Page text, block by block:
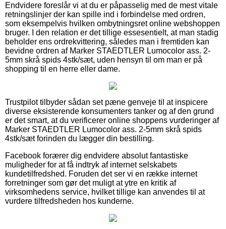
Endvidere foreslår vi at du er påpasselig med de mest vitale
retningslinjer der kan spille ind i forbindelse med ordren,
som eksempelvis hvilken ombytningsret online webshoppen
bruger. I den relation er det tillige essesentielt, at man stadig
beholder ens ordrekvittering, således man i fremtiden kan
bevidne ordren af Marker STAEDTLER Lumocolor ass. 2-
5mm skrå spids 4stk/sæt, uden hensyn til om man er på
shopping til en herre eller dame.
Trustpilot tilbyder sådan set pæne genveje til at inspicere
diverse eksisterende konsumenters tanker og af den grund
er det smart, at du verificerer online shoppens vurderinger af
Marker STAEDTLER Lumocolor ass. 2-5mm skrå spids
4stk/sæt forinden du lægger din bestilling.
Facebook forærer dig endvidere absolut fantastiske
muligheder for at få indtryk af internet selskabets
kundetilfredshed. Foruden det ser vi en række internet
forretninger som gør det muligt at ytre en kritik af
virksomhedens service, hvilket tillige kan anvendes til at
vurdere tilfredsheden hos kunderne.